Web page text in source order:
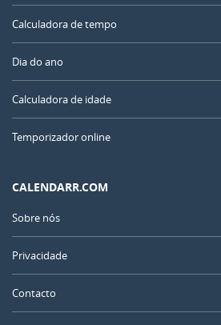
Calculadora de tempo
Dia do ano
Calculadora de idade
Temporizador online
CALENDARR.COM
Sobre nós
Privacidade
Contacto